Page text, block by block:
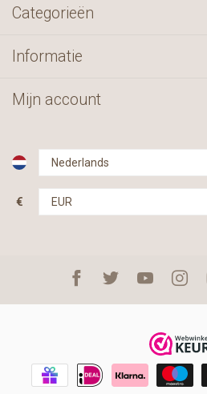
Categorieën
Informatie
Mijn account
€